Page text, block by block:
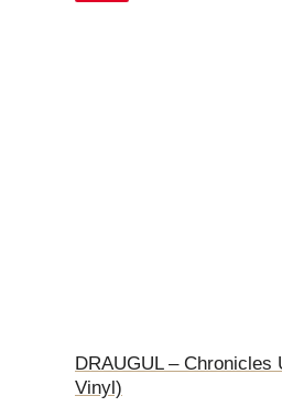
DRAUGUL – Chronicles
Vinyl)